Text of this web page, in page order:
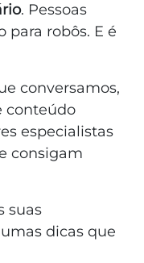
. Pessoas
para robôs. E é
conversamos,
conteúdo
especialistas
consigam
suas
dicas que